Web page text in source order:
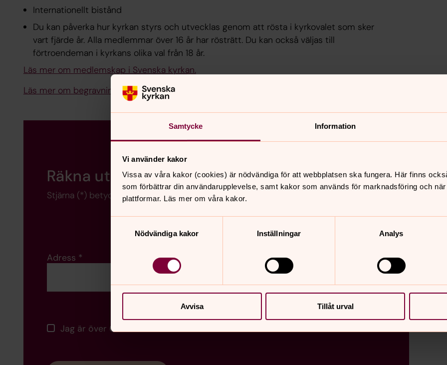
Samtycke Information
Vi använder kakor
Vissa av våra kakor (cookies) är nödvändiga för att webbplatsen ska fungera. Här finns
som förbättrar din användarupplevelse, samt kakor som används för marknadsföring och
plattformar. Läs mer om våra kakor.
Nödvändiga kakor
Inställningar Analys
Avvisa Tillåt urval
Internationellt bistånd
Du kan påverka hur kyrkan styrs och utvecklas genom att rösta i kyrkovalet som sker
vart fjärde år. Alla medlemmar över 16 år har rösträtt. Du kan också väljas till
förtroendeman i kyrkans olika val från 18 år.
Läs mer om medlemskap i Svenska kyrkan.
Läs mer om begravningsavgiften.
Räkna ut din kyrkoavgift
Stjärna (*) betyder att du måste fylla i fältet.
Adress *
Jag är över 65 år.